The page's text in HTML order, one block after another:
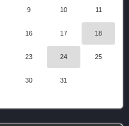
9 10 11
16 17 18
23 24 25
30 31